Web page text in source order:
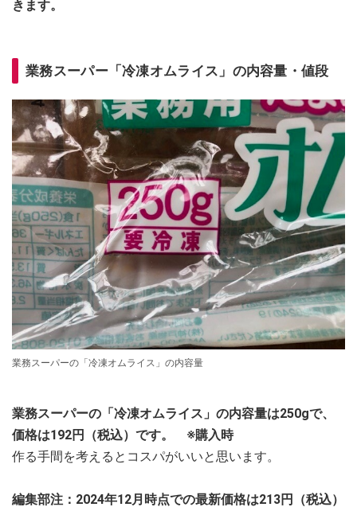
きます。
業務スーパー「冷凍オムライス」の内容量・値段
業務スーパーの「冷凍オムライス」の内容量
業務スーパーの「冷凍オムライス」の内容量は250gで、
価格は192円（税込）です。 ※購入時
作る手間を考えるとコスパがいいと思います。
編集部注：2024年12月時点での最新価格は213円（税込）